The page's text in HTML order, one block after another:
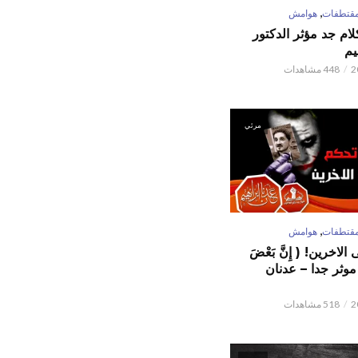
, هوامش
جد مؤثر الدكتور
448 مشاهدات
مرئي
, هوامش
الاخرين! ( إِنَّ بَعْضَ
جدا – عدنان
518 مشاهدات